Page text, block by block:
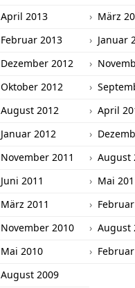
April 2013
März
Februar 2013
Januar
Dezember 2012
Oktober 2012
August 2012
April
Januar 2012
November 2011
August
Juni 2011
Mai
März 2011
November 2010
August
Mai 2010
August 2009